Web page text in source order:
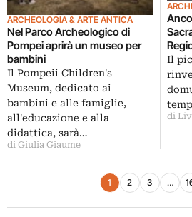
ARCHEOLOGIA & ARTE ANTICA
Nel Parco Archeologico di
Pompei aprirà un museo per
bambini
Il Pompeii Children's
Museum, dedicato ai
bambini e alle famiglie,
all'educazione e alla
didattica, sarà…
di Giulia Giaume
Il
di
Paginazione degli articoli
1 2 3 …